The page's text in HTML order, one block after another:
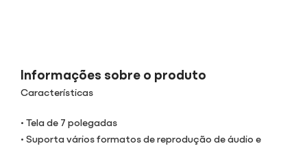
Informações sobre o produto
Características
• Tela de 7 polegadas
• Suporta vários formatos de reprodução de áudio e